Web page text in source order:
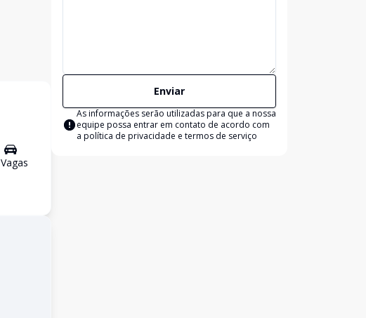
Vagas
Enviar
As informações serão utilizadas para que a nossa
equipe possa entrar em contato de acordo com
a política de privacidade e termos de serviço